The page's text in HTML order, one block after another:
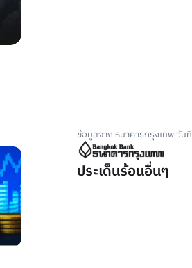
ข้อมูลจาก ธนาคารกรุงเทพ วันที่
ประเด็นร้อนอื่นๆ